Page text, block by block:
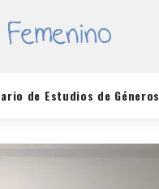
de Estudios de Géneros